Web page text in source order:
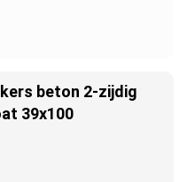
beton 2-zijdig
39x100